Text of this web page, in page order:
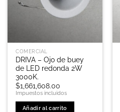
COMERCIAL
DRIVA – Ojo de buey
de LED redonda 2W
3000K.
$1,661,608.00
Impuestos incluidos
Añadir al carrito